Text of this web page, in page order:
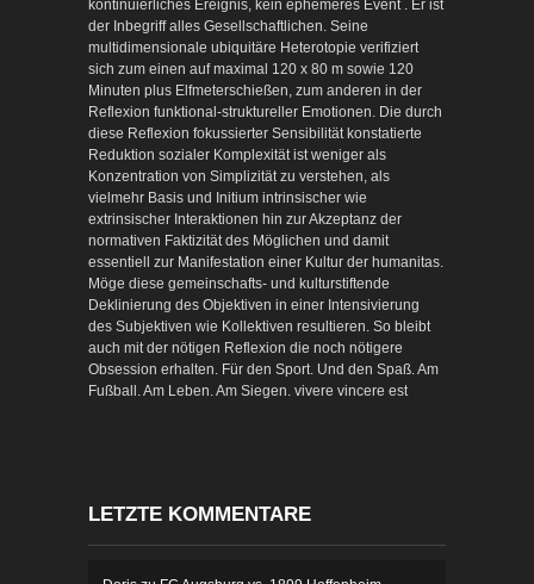
kontinuierliches Ereignis, kein ephemeres Event . Er ist
der Inbegriff alles Gesellschaftlichen. Seine
multidimensionale ubiquitäre Heterotopie verifiziert
sich zum einen auf maximal 120 x 80 m sowie 120
Minuten plus Elfmeterschießen, zum anderen in der
Reflexion funktional-struktureller Emotionen. Die durch
diese Reflexion fokussierter Sensibilität konstatierte
Reduktion sozialer Komplexität ist weniger als
Konzentration von Simplizität zu verstehen, als
vielmehr Basis und Initium intrinsischer wie
extrinsischer Interaktionen hin zur Akzeptanz der
normativen Faktizität des Möglichen und damit
essentiell zur Manifestation einer Kultur der humanitas.
Möge diese gemeinschafts- und kulturstiftende
Deklinierung des Objektiven in einer Intensivierung
des Subjektiven wie Kollektiven resultieren. So bleibt
auch mit der nötigen Reflexion die noch nötigere
Obsession erhalten. Für den Sport. Und den Spaß. Am
Fußball. Am Leben. Am Siegen. vivere vincere est
LETZTE KOMMENTARE